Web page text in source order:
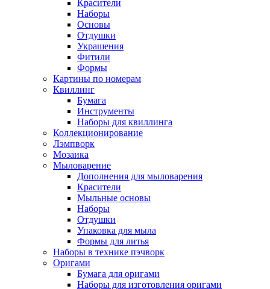
Красители
Наборы
Основы
Отдушки
Украшения
Фитили
Формы
Картины по номерам
Квиллинг
Бумага
Инструменты
Наборы для квиллинга
Коллекционирование
Лэмпворк
Мозаика
Мыловарение
Дополнения для мыловарения
Красители
Мыльные основы
Наборы
Отдушки
Упаковка для мыла
Формы для литья
Наборы в технике пэчворк
Оригами
Бумага для оригами
Наборы для изготовления оригами